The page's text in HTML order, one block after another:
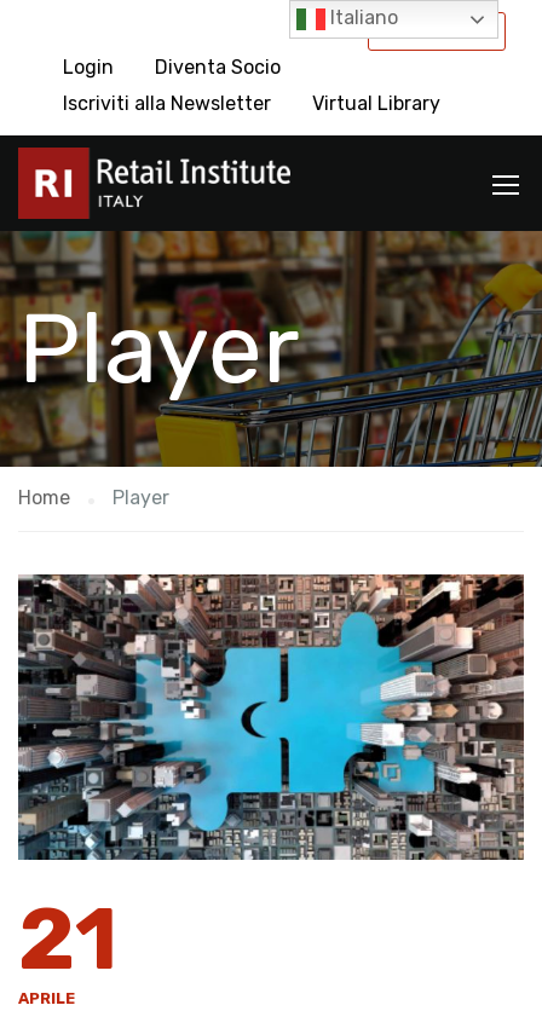
International
Login
Diventa Socio
Iscriviti alla Newsletter
Virtual Library
Player
Home Player
21
APRILE
Italiano